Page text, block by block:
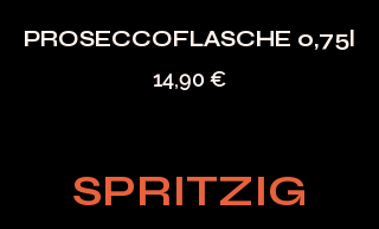
PROSECCOFLASCHE 0,75l
14,90 €
SPRITZIG